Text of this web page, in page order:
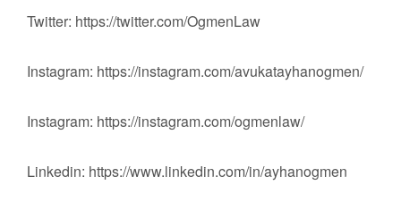
Twitter: https://twitter.com/OgmenLaw
Instagram: https://instagram.com/avukatayhanogmen/
Instagram: https://instagram.com/ogmenlaw/
Linkedin: https://www.linkedin.com/in/ayhanogmen